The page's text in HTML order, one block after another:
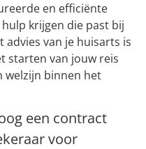
en efficiënte
krijgen die past bij
van je huisarts is
starten van jouw reis
welzijn binnen het
een contract
voor